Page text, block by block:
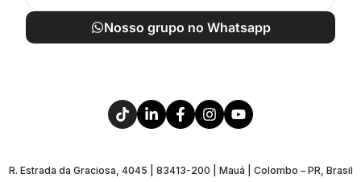
Nosso grupo no Whatsapp
R. Estrada da Graciosa, 4045 | 83413-200 | Mauá | Colombo – PR, Brasil